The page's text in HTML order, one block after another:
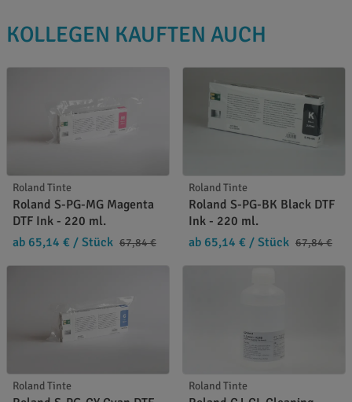
KOLLEGEN KAUFTEN AUCH
Roland Tinte
Roland S-PG-MG Magenta
DTF Ink - 220 ml.
ab 65,14 € / Stück 67,84 €
Roland Tinte
Roland S-PG-BK Black DTF
Ink - 220 ml.
ab 65,14 € / Stück 67,84 €
Roland Tinte Roland Tinte